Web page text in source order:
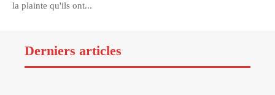
la plainte qu'ils ont...
Derniers articles